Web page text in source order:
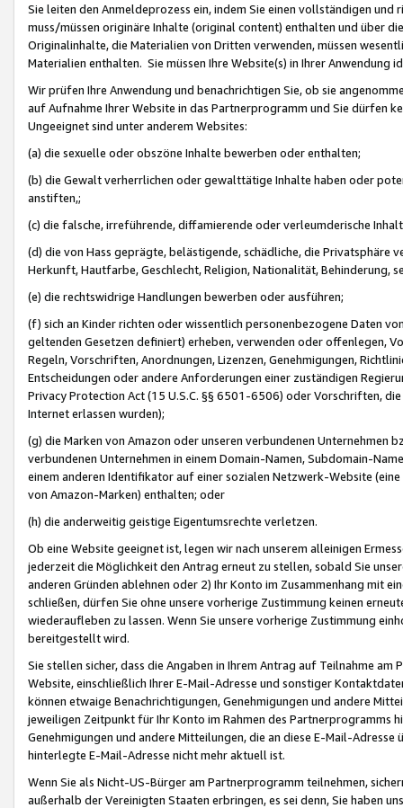
Sie leiten den Anmeldeprozess ein, indem Sie einen vollständigen
muss/müssen originäre Inhalte (original content) enthalten und über
Originalinhalte, die Materialien von Dritten verwenden, müssen
Materialien enthalten. Sie müssen Ihre Website(s) in Ihrer Anwendung
Wir prüfen Ihre Anwendung und benachrichtigen Sie, ob sie
auf Aufnahme Ihrer Website in das Partnerprogramm und Sie dürfen
Ungeeignet sind unter anderem Websites:
(a) die sexuelle oder obszöne Inhalte bewerben oder enthalten;
(b) die Gewalt verherrlichen oder gewalttätige Inhalte haben oder
anstiften,;
(c) die falsche, irreführende, diffamierende oder verleumderische
(d) die von Hass geprägte, belästigende, schädliche, die Privatsphäre
Herkunft, Hautfarbe, Geschlecht, Religion, Nationalität, Behinderung,
(e) die rechtswidrige Handlungen bewerben oder ausführen;
(f) sich an Kinder richten oder wissentlich personenbezogene Daten
geltenden Gesetzen definiert) erheben, verwenden oder offenlegen,
Regeln, Vorschriften, Anordnungen, Lizenzen, Genehmigungen,
Entscheidungen oder andere Anforderungen einer zuständigen
Privacy Protection Act (15 U.S.C. §§ 6501-6506) oder Vorschriften,
Internet erlassen wurden);
(g) die Marken von Amazon oder unseren verbundenen Unternehmen
verbundenen Unternehmen in einem Domain-Namen, Subdomain-
einem anderen Identifikator auf einer sozialen Netzwerk-Website
von Amazon-Marken) enthalten; oder
(h) die anderweitig geistige Eigentumsrechte verletzen.
Ob eine Website geeignet ist, legen wir nach unserem alleinigen
jederzeit die Möglichkeit den Antrag erneut zu stellen, sobald Sie
anderen Gründen ablehnen oder 2) Ihr Konto im Zusammenhang mit
schließen, dürfen Sie ohne unsere vorherige Zustimmung keinen
wiederaufleben zu lassen. Wenn Sie unsere vorherige Zustimmung
bereitgestellt wird.
Sie stellen sicher, dass die Angaben in Ihrem Antrag auf Teilnahme
Website, einschließlich Ihrer E-Mail-Adresse und sonstiger
können etwaige Benachrichtigungen, Genehmigungen und andere
jeweiligen Zeitpunkt für Ihr Konto im Rahmen des Partnerprogramms
Genehmigungen und andere Mitteilungen, die an diese E-Mail-
hinterlegte E-Mail-Adresse nicht mehr aktuell ist.
Wenn Sie als Nicht-US-Bürger am Partnerprogramm teilnehmen,
außerhalb der Vereinigten Staaten erbringen, es sei denn, Sie haben